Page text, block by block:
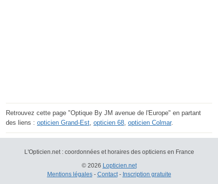
Retrouvez cette page "Optique By JM avenue de l'Europe" en partant
des liens : opticien Grand-Est, opticien 68, opticien Colmar.
L'Opticien.net : coordonnées et horaires des opticiens en France
© 2026 Lopticien.net
Mentions légales- Contact- Inscription gratuite